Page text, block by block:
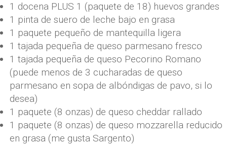
1 docena PLUS 1 (paquete de 18) huevos grandes
1 pinta de suero de leche bajo en grasa
1 paquete pequeño de mantequilla ligera
1 tajada pequeña de queso parmesano fresco
1 tajada pequeña de queso Pecorino Romano
(puede menos de 3 cucharadas de queso
parmesano en sopa de albóndigas de pavo, si lo
desea)
1 paquete (8 onzas) de queso cheddar rallado
1 paquete (8 onzas) de queso mozzarella reducido
en grasa (me gusta Sargento)